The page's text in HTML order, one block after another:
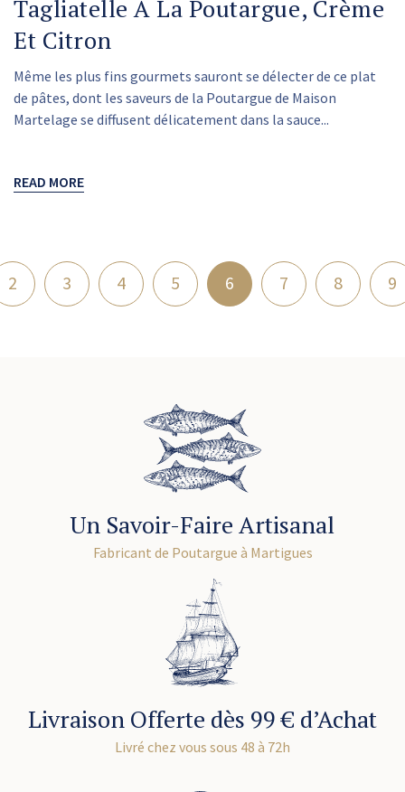
Tagliatelle À La Poutargue, Crème
Et Citron
Même les plus fins gourmets sauront se délecter de ce plat
de pâtes, dont les saveurs de la Poutargue de Maison
Martelage se diffusent délicatement dans la sauce...
READ MORE
2 3 4 5 6 7 8 9
Un Savoir-Faire Artisanal
Fabricant de Poutargue à Martigues
Livraison Offerte dès 99 € d’Achat
Livré chez vous sous 48 à 72h